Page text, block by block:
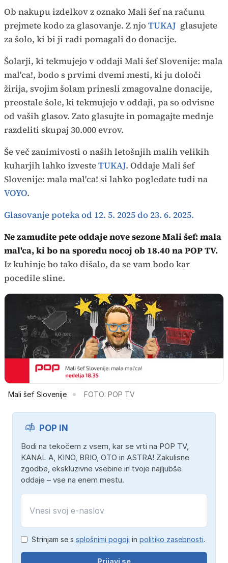
Ob nakupu izdelkov z oznako Mali šef na računu
prejmete kodo za glasovanje. Z njoTUKAJ glasujete
za šolo, ki bi ji radi pomagali do donacije.
Šolarji, ki tekmujejo v oddaji Mali šef Slovenije: mala
mal'ca!, bodo s prvimi dvemi mesti, ki ju določi
žirija, svojim šolam prinesli zmagovalne donacije,
preostale šole, ki tekmujejo v oddaji, pa so odvisne
od vaših glasov. Zato glasujte in pomagajte mednje
razdeliti skupaj 30.000 evrov.
Še več zanimivosti o naših letošnjih malih velikih
kuharjih lahko izvesteTUKAJ. Oddaje Mali šef
Slovenije: mala mal'ca! si lahko pogledate tudi na
VOYO.
Glasovanje poteka od 12. 5. 2025 do 23. 6. 2025.
Ne zamudite pete oddaje nove sezone Mali šef: mala
mal'ca, ki bo na sporedu nocoj ob 18.40 na POP TV.
Iz kuhinje bo tako dišalo, da se vam bodo kar
pocedile sline.
Mali šef Slovenije FOTO: POP TV
POP IN
Bodi na tekočem z vsem, kar se vrti na POP TV,
KANAL A, KINO, BRIO, OTO in ASTRA! Zakulisne
zgodbe, ekskluzivne vsebine in tvoje najljubše
oddaje – vse na enem mestu.
Strinjam se s splošnimi pogoji in politiko zasebnosti.
Prijavi se